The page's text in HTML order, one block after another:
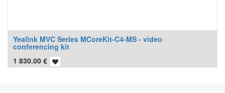
Yealink MVC Series MCoreKit-C4-MS - video
conferencing kit
1 830.00 €